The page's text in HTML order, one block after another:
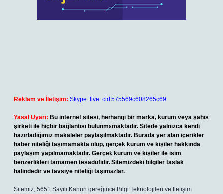
Reklam ve İletişim: Skype: live:.cid.575569c608265c69
Yasal Uyarı: Bu internet sitesi, herhangi bir marka, kurum veya şahıs
şirketi ile hiçbir bağlantısı bulunmamaktadır. Sitede yalnızca kendi
hazırladığımız makaleler paylaşılmaktadır. Burada yer alan içerikler
haber niteliği taşımamakta olup, gerçek kurum ve kişiler hakkında
paylaşım yapılmamaktadır. Gerçek kurum ve kişiler ile isim
benzerlikleri tamamen tesadüfidir. Sitemizdeki bilgiler taslak
halindedir ve tavsiye niteliği taşımazlar.
Sitemiz, 5651 Sayılı Kanun gereğince Bilgi Teknolojileri ve İletişim